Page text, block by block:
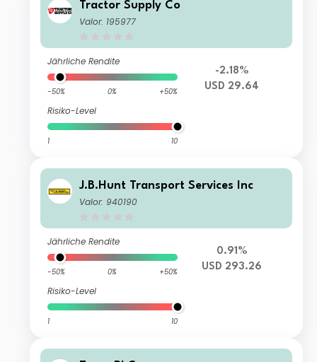
Tractor Supply Co
Valor: 195977
Jährliche Rendite
-50% 0% +50%
Risiko-Level
1 10
-2.18%
USD 29.64
J.B.Hunt Transport Services Inc
Valor: 940190
Jährliche Rendite
-50% 0% +50%
Risiko-Level
1 10
0.91%
USD 293.26